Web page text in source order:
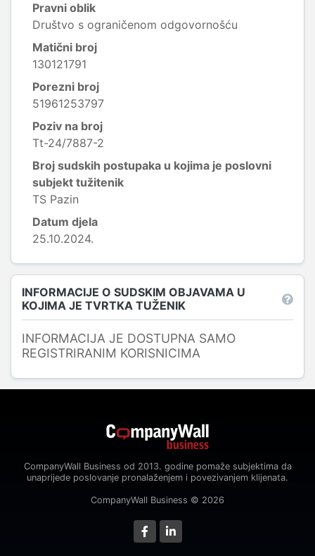
Pravni oblik
Društvo s ograničenom odgovornošću
Matični broj
130121791
Porezni broj
51961253797
Poziv na broj
Tt-24/7887-2
Broj sudskih postupaka u kojima je poslovni
subjekt tužitenik
TS Pazin
Datum djela
25.10.2024.
INFORMACIJE O SUDSKIM OBJAVAMA U
KOJIMA JE TVRTKA TUŽENIK
INFORMACIJA JE DOSTUPNA SAMO
REGISTRIRANIM KORISNICIMA
CompanyWall Business od 2013. godine pomaže subjektima da
unaprijede poslovanje pronalaženjem i povezivanjem klijenata.
CompanyWall Business © 2026